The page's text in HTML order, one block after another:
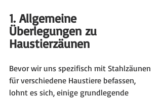
1. Allgemeine
Überlegungen zu
Haustierzäunen
Bevor wir uns spezifisch mit Stahlzäunen
für verschiedene Haustiere befassen,
lohnt es sich, einige grundlegende